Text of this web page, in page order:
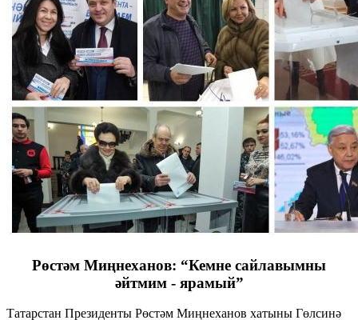
Рөстәм Миңнеханов: “Кемне сайлавымны
әйтмим - ярамый”
Татарстан Президенты Рөстәм Миңнеханов хатыны Гөлсинә